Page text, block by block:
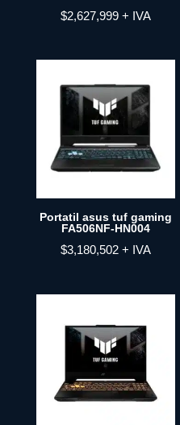
$2,627,999 + IVA
Portatil asus tuf gaming
FA506NF-HN004
$3,180,502 + IVA